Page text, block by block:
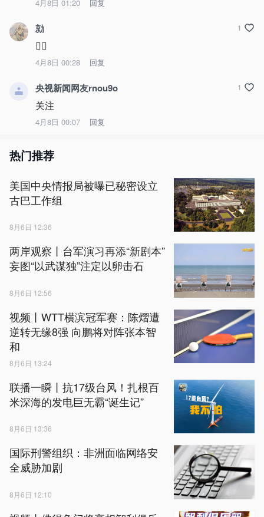
4月8日 01:20 回复
勍
👍🏻
4月8日 00:28 回复
1
央视新闻网友rnou9o
关注
4月8日 00:07 回复
1
热门推荐
美国中央情报局被曝已秘密设立
古巴工作组
8月6日 12:36
两岸观察丨台军演习再添“新剧本”
妄图“以武谋独”注定以卵击石
8月6日 12:56
视频丨WTT横滨冠军赛：陈熠遭
逆转无缘8强 向鹏将对阵张本智
和
8月6日 13:24
联播一瞬丨抗17级台风！扎根百
米深海的发电巨无霸“诞生记”
8月6日 13:36
国际刑警组织：非洲面临网络安
全威胁加剧
8月6日 12:10